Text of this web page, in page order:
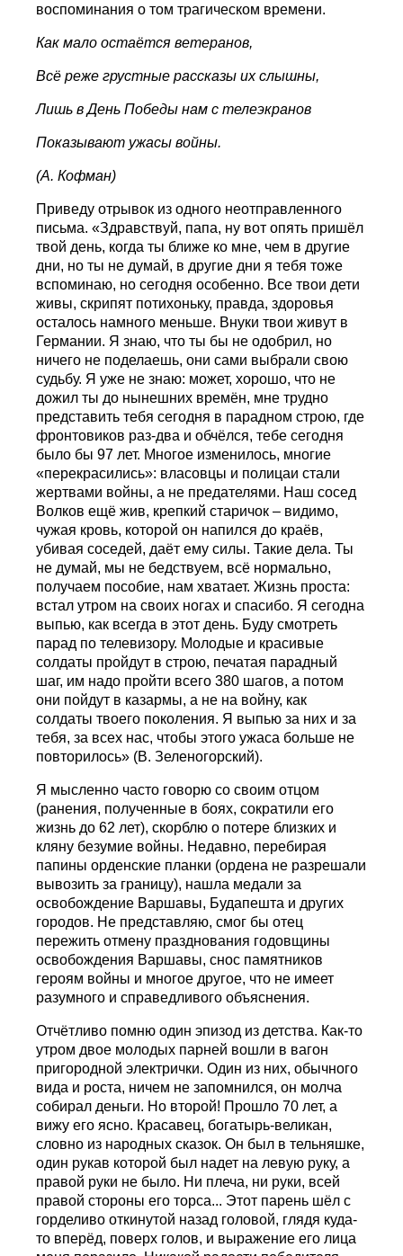
воспоминания о том трагическом времени.
Как мало остаётся ветеранов,
Всё реже грустные рассказы их слышны,
Лишь в День Победы нам с телеэкранов
Показывают ужасы войны.
(А. Кофман)
Приведу отрывок из одного неотправленного
письма. «Здравствуй, папа, ну вот опять пришёл
твой день, когда ты ближе ко мне, чем в другие
дни, но ты не думай, в другие дни я тебя тоже
вспоминаю, но сегодня особенно. Все твои дети
живы, скрипят потихоньку, правда, здоровья
осталось намного меньше. Внуки твои живут в
Германии. Я знаю, что ты бы не одобрил, но
ничего не поделаешь, они сами выбрали свою
судьбу. Я уже не знаю: может, хорошо, что не
дожил ты до нынешних времён, мне трудно
представить тебя сегодня в парадном строю, где
фронтовиков раз-два и обчёлся, тeбе сегодня
было бы 97 лет. Многое изменилось, многие
«перекрасились»: власовцы и полицаи стали
жертвами войны, а не предателями. Наш сосед
Волков ещё жив, крепкий старичок – видимо,
чужая кровь, которой он напился до краёв,
убивая соседей, даёт ему силы. Такие дела. Ты
не думай, мы не бедствуем, всё нормально,
получаем пособие, нам хватает. Жизнь проста:
встал утром на своих ногах и спасибо. Я сегодна
выпью, как всегда в этот день. Буду смотреть
парад по телевизору. Молодые и красивые
солдаты пройдут в строю, печатая парадный
шаг, им надо пройти всего 380 шагов, а потом
они пойдут в казармы, а не на войну, как
солдаты твоего поколения. Я выпью за них и за
тебя, за всех нас, чтобы этого ужаса больше не
повторилось» (В. Зеленогорский).
Я мысленно часто говорю со своим отцом
(ранения, полученные в боях, сократили его
жизнь до 62 лет), скорблю о потере близких и
кляну безумие войны. Недавно, перебирая
папины орденские планки (ордена не разрешали
вывозить за границу), нашла медали за
освобождение Варшавы, Будапешта и других
городов. Не представляю, смог бы отец
пережить отмену празднования годовщины
освобождения Варшавы, снос памятников
героям войны и многое другое, что не имеет
разумного и справедливого объяснения.
Отчётливо помню один эпизод из детства. Как-то
утром двое молодых парней вошли в вагон
пригородной электрички. Один из них, обычного
вида и роста, ничем не запомнился, он молча
собирал деньги. Но второй! Прошло 70 лет, а
вижу его ясно. Красавец, богатырь-великан,
словно из народных сказок. Он был в тельняшке,
один рукав которой был надет на левую руку, а
правой руки не было. Ни плеча, ни руки, всей
правой стороны его торса... Этот парень шёл с
горделиво откинутой назад головой, глядя куда-
то вперёд, поверх голов, и выражение его лица